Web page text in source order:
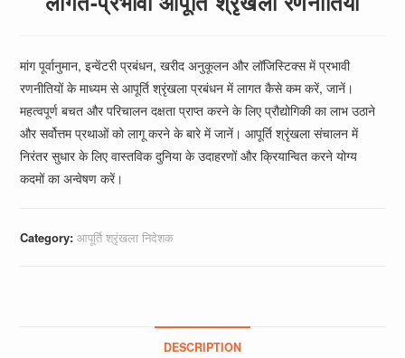
मांग पूर्वानुमान, इन्वेंटरी प्रबंधन, खरीद अनुकूलन और लॉजिस्टिक्स में प्रभावी
रणनीतियों के माध्यम से आपूर्ति श्रृंखला प्रबंधन में लागत कैसे कम करें, जानें।
महत्वपूर्ण बचत और परिचालन दक्षता प्राप्त करने के लिए प्रौद्योगिकी का लाभ उठाने
और सर्वोत्तम प्रथाओं को लागू करने के बारे में जानें। आपूर्ति श्रृंखला संचालन में
निरंतर सुधार के लिए वास्तविक दुनिया के उदाहरणों और क्रियान्वित करने योग्य
कदमों का अन्वेषण करें।
Category:आपूर्ति श्रृंखला निदेशक
DESCRIPTION